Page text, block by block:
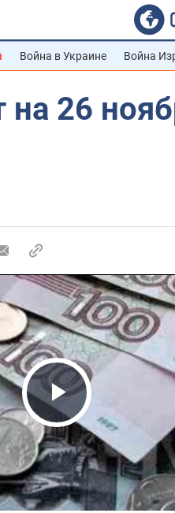
Война в Украине Война
26
Play Video